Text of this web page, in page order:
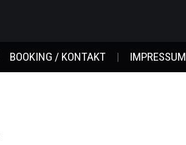
BOOKING / KONTAKT IMPRESSUM